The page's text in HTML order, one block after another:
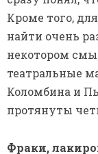
точно из
перенесли
– Это хорошо,
Поскольку
есть в